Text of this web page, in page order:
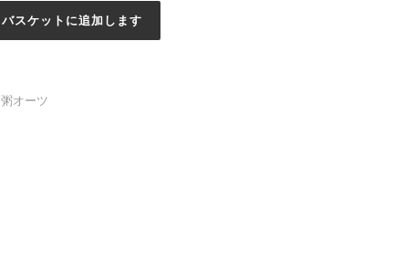
バスケットに追加します
粥オーツ